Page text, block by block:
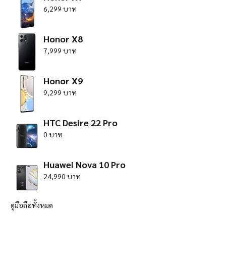
6,299 บาท
Honor X8
7,999 บาท
Honor X9
9,299 บาท
HTC Desire 22 Pro
0 บาท
Huawei Nova 10 Pro
24,990 บาท
ดูมือถือทั้งหมด